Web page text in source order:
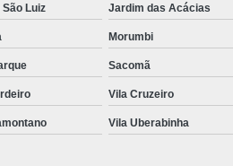
Luiz Jardim das Acácias
Morumbi
Sacomã
Vila Cruzeiro
Vila Uberabinha